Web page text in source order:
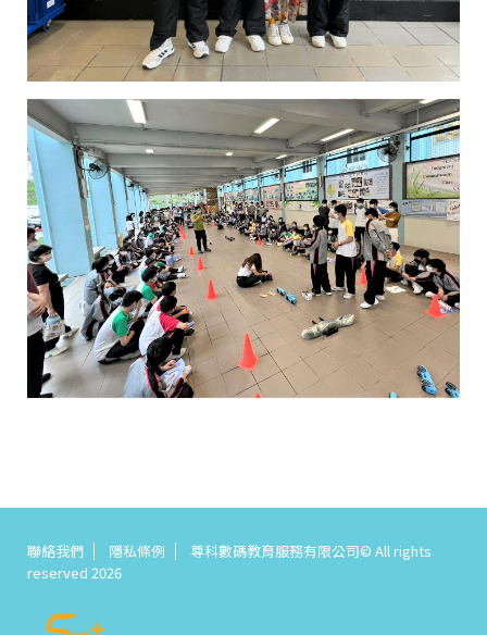
聯絡我們 隱私條例
尊科數碼教育服務有限公司© All rights
reserved 2026